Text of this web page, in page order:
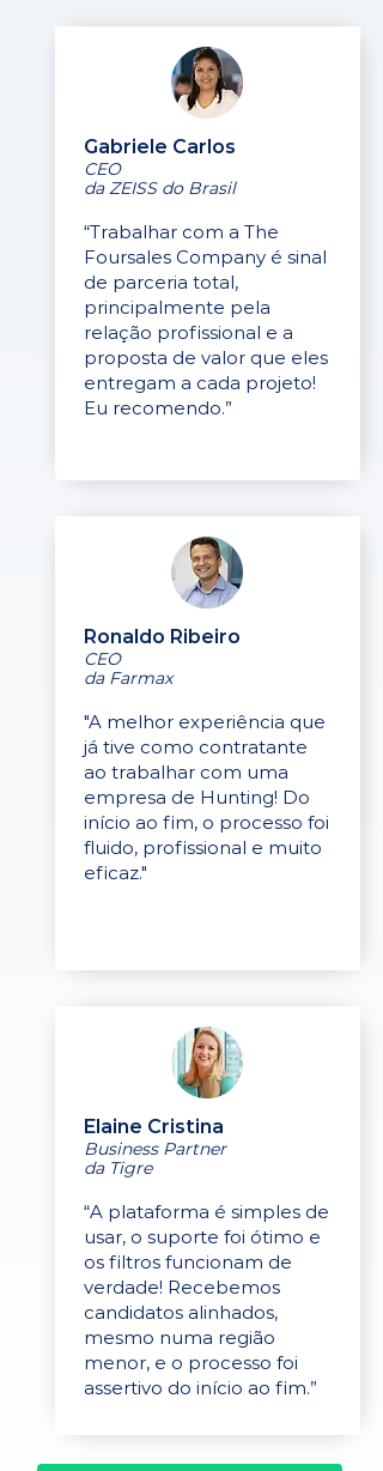
Gabriele Carlos
CEO
da ZEISS do Brasil
“Trabalhar com a The
Foursales Company é sinal
de parceria total,
principalmente pela
relação profissional e a
proposta de valor que eles
entregam a cada projeto!
Eu recomendo.”
Ronaldo Ribeiro
CEO
da Farmax
"A melhor experiência que
já tive como contratante
ao trabalhar com uma
empresa de Hunting! Do
início ao fim, o processo foi
fluido, profissional e muito
eficaz."
Elaine Cristina
Business Partner
da Tigre
“A plataforma é simples de
usar, o suporte foi ótimo e
os filtros funcionam de
verdade! Recebemos
candidatos alinhados,
mesmo numa região
menor, e o processo foi
assertivo do início ao fim.”